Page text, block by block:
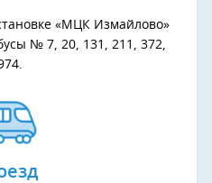
«МЦК Измайлово»
№ 7, 20, 131, 211, 372,